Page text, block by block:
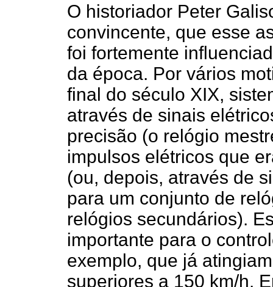
O historiador Peter
convincente, que esse
foi fortemente
da época. Por vários
final do século XIX,
através de sinais
precisão (o relógio
impulsos elétricos que
(ou, depois, através de
para um conjunto de
relógios secundários).
importante para o
exemplo, que já
superiores a 150 km/h.